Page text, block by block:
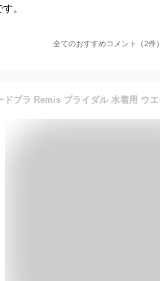
。
全てのおすすめコメント（2件）